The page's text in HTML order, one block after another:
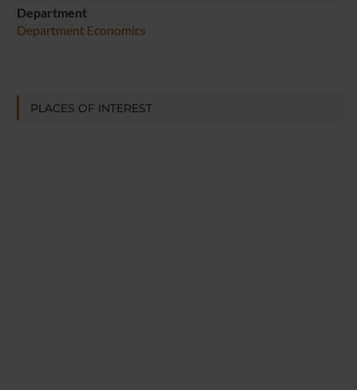
Department
Department Economics
PLACES OF INTEREST